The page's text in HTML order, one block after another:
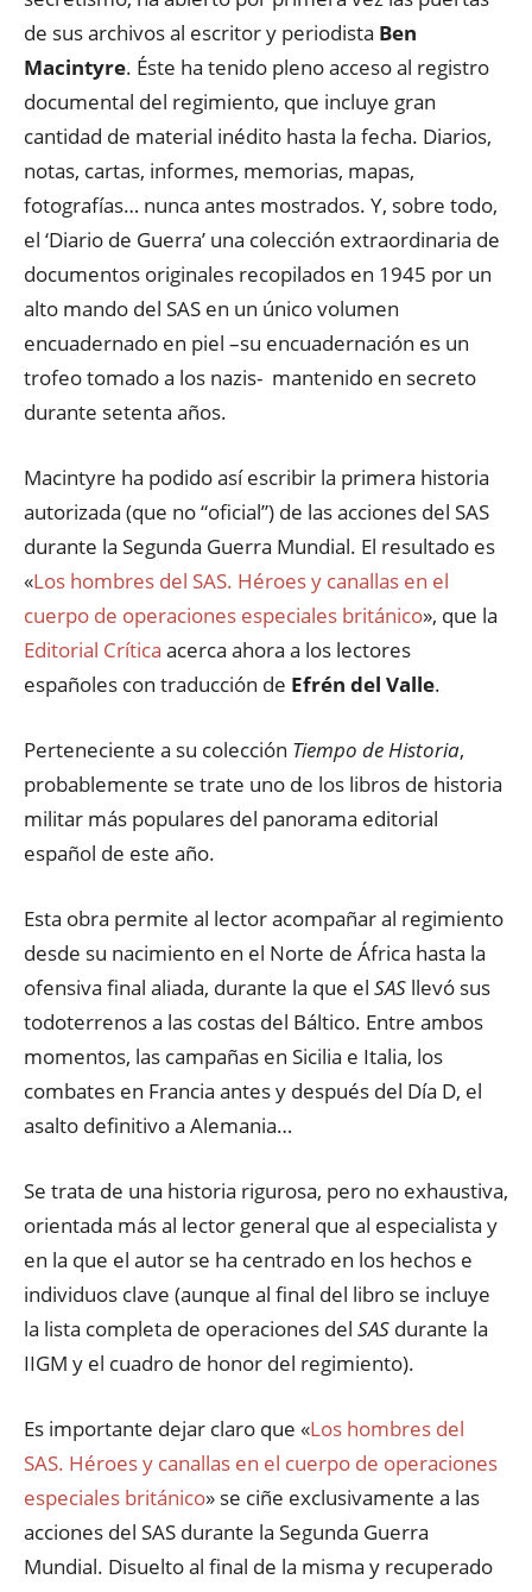
de sus archivos al escritor y periodista Ben
Macintyre. Éste ha tenido pleno acceso al registro
documental del regimiento, que incluye gran
cantidad de material inédito hasta la fecha. Diarios,
notas, cartas, informes, memorias, mapas,
fotografías… nunca antes mostrados. Y, sobre todo,
el ‘Diario de Guerra’ una colección extraordinaria de
documentos originales recopilados en 1945 por un
alto mando del SAS en un único volumen
encuadernado en piel –su encuadernación es un
trofeo tomado a los nazis- mantenido en secreto
durante setenta años.
Macintyre ha podido así escribir la primera historia
autorizada (que no “oficial”) de las acciones del SAS
durante la Segunda Guerra Mundial. El resultado es
«Los hombres del SAS. Héroes y canallas en el
cuerpo de operaciones especiales británico», que la
Editorial Crítica acerca ahora a los lectores
españoles con traducción de Efrén del Valle.
Perteneciente a su colección Tiempo de Historia,
probablemente se trate uno de los libros de historia
militar más populares del panorama editorial
español de este año.
Esta obra permite al lector acompañar al regimiento
desde su nacimiento en el Norte de África hasta la
ofensiva final aliada, durante la que el SAS llevó sus
todoterrenos a las costas del Báltico. Entre ambos
momentos, las campañas en Sicilia e Italia, los
combates en Francia antes y después del Día D, el
asalto definitivo a Alemania…
Se trata de una historia rigurosa, pero no exhaustiva,
orientada más al lector general que al especialista y
en la que el autor se ha centrado en los hechos e
individuos clave (aunque al final del libro se incluye
la lista completa de operaciones del SAS durante la
IIGM y el cuadro de honor del regimiento).
Es importante dejar claro que «Los hombres del
SAS. Héroes y canallas en el cuerpo de operaciones
especiales británico» se ciñe exclusivamente a las
acciones del SAS durante la Segunda Guerra
Mundial. Disuelto al final de la misma y recuperado